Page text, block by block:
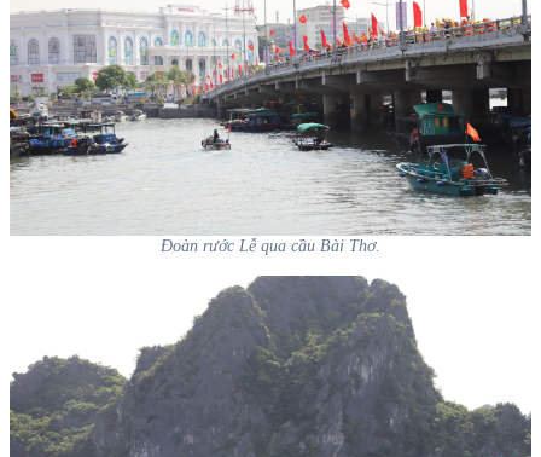
Đoàn rước Lễ qua cầu Bài Thơ.